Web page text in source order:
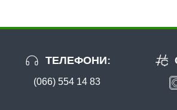
ТЕЛЕФОНИ:
(066) 554 14 83